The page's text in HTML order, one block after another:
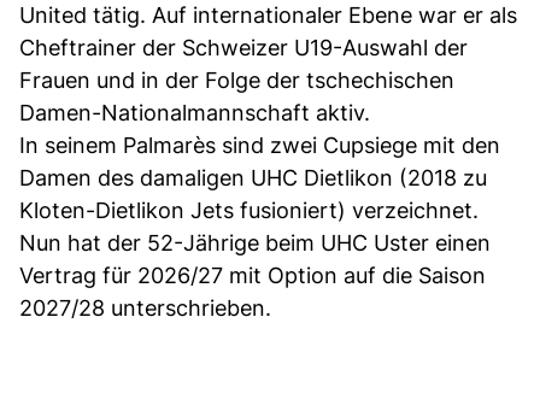
United tätig. Auf internationaler Ebene war er als
Cheftrainer der Schweizer U19-Auswahl der
Frauen und in der Folge der tschechischen
Damen-Nationalmannschaft aktiv.
In seinem Palmarès sind zwei Cupsiege mit den
Damen des damaligen UHC Dietlikon (2018 zu
Kloten-Dietlikon Jets fusioniert) verzeichnet.
Nun hat der 52-Jährige beim UHC Uster einen
Vertrag für 2026/27 mit Option auf die Saison
2027/28 unterschrieben.